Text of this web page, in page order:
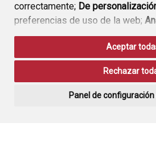
correctamente; De
preferencias de uso de la web;
funcionamiento de la web y sus
Si acepta pulsando el botón
consideramos que acepta su uso.
ninguna acción, se guardarán las
Aceptar
Rechazar
Panel de configuración